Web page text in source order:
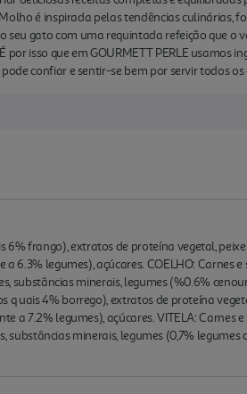
é inspirada pelas tendências culinárias,
gato com uma requintada refeição que o
isso que em GOURMETT PERLE usamos
confiar e sentir-se bem por servir todos os
6% frango), extratos de proteína vegetal,
6.3% legumes), açúcares. COELHO: Carnes
substâncias minerais, legumes (%0.6%
q uais 4% borrego), extratos de proteína
a 7.2% legumes), açúcares. VITELA: Carnes
minerais, legumes (0,7%